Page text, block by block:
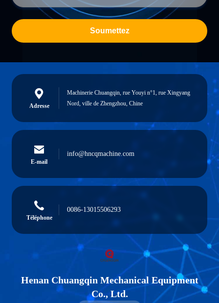
Soumettez
Adresse
Machinerie Chuangqin, rue Youyi n°1, rue Xingyang
Nord, ville de Zhengzhou, Chine
E-mail
info@hncqmachine.com
Téléphone
0086-13015506293
Henan Chuangqin Mechanical Equipment
Co., Ltd.